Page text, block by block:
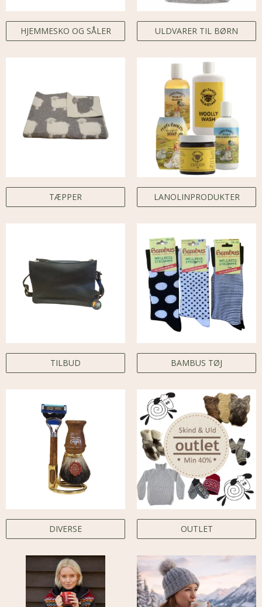
HJEMMESKO OG SÅLER ULDVARER TIL BØRN
TÆPPER LANOLINPRODUKTER
TILBUD BAMBUS TØJ
DIVERSE OUTLET